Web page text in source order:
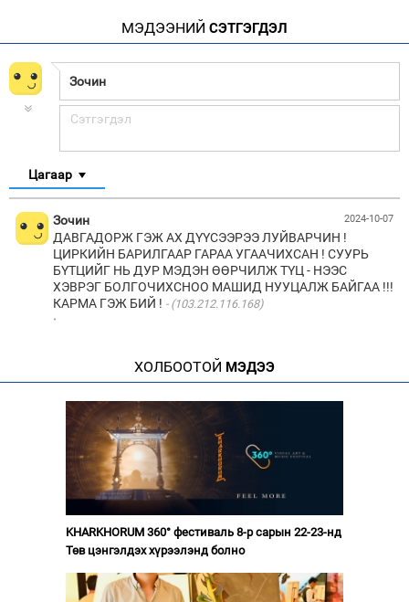
МЭДЭЭНИЙ СЭТГЭГДЭЛ
Цагаар
2024-10-07
Зочин
ДАВГАДОРЖ ГЭЖ АХ ДҮҮСЭЭРЭЭ ЛУЙВАРЧИН !
ЦИРКИЙН БАРИЛГААР ГАРАА УГААЧИХСАН ! СУУРЬ
БҮТЦИЙГ НЬ ДУР МЭДЭН ӨӨРЧИЛЖ ТҮЦ - НЭЭС
ХЭВРЭГ БОЛГОЧИХСНОО МАШИД НУУЦАЛЖ БАЙГАА !!!
КАРМА ГЭЖ БИЙ !
(103.212.116.168)
·
ХОЛБООТОЙ МЭДЭЭ
KHARKHORUM 360° фестиваль 8-р сарын 22-23-нд
Төв цэнгэлдэх хүрээлэнд болно